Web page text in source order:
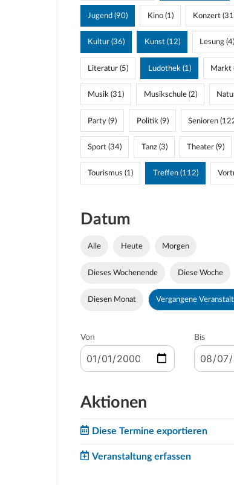
Jugend (90) Kino (1) Konzert
Kultur (36) Kunst (12) Lesung (4)
Literatur (5) Ludothek (1) Markt
Musik (31) Musikschule (2)
Party (9) Politik (9) Senioren
Sport (34) Tanz (3) Theater (9)
Tourismus (1) Treffen (112)
Datum
Alle Heute Morgen
Dieses Wochenende Diese Woche
Diesen Monat Vergangene
Von Bis
Aktionen
Diese Termine exportieren
Veranstaltung erfassen